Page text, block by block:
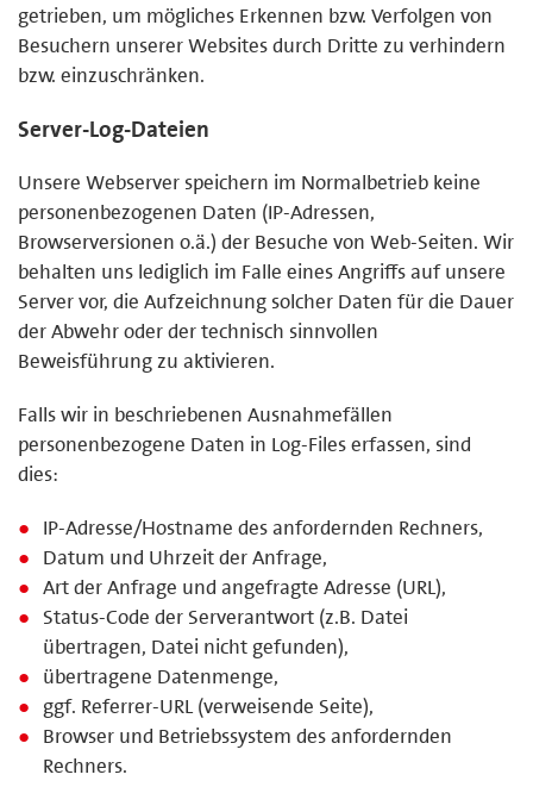
getrieben, um mögliches Erkennen bzw. Verfolgen von
Besuchern unserer Websites durch Dritte zu verhindern
bzw. einzuschränken.
Server-Log-Dateien
Unsere Webserver speichern im Normalbetrieb keine
personenbezogenen Daten (IP-Adressen,
Browserversionen o.ä.) der Besuche von Web-Seiten. Wir
behalten uns lediglich im Falle eines Angriffs auf unsere
Server vor, die Aufzeichnung solcher Daten für die Dauer
der Abwehr oder der technisch sinnvollen
Beweisführung zu aktivieren.
Falls wir in beschriebenen Ausnahmefällen
personenbezogene Daten in Log-Files erfassen, sind
dies:
IP-Adresse/Hostname des anfordernden Rechners,
Datum und Uhrzeit der Anfrage,
Art der Anfrage und angefragte Adresse (URL),
Status-Code der Serverantwort (z.B. Datei
übertragen, Datei nicht gefunden),
übertragene Datenmenge,
ggf. Referrer-URL (verweisende Seite),
Browser und Betriebssystem des anfordernden
Rechners.